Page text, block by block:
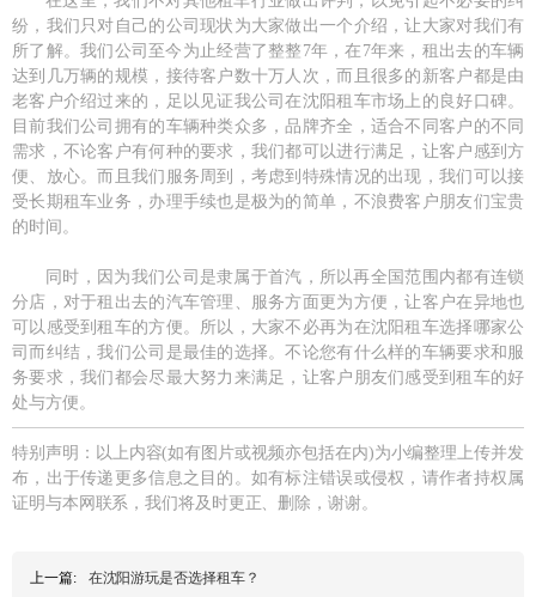
纷，我们只对自己的公司现状为大家做出一个介绍，让大家对我们有
所了解。我们公司至今为止经营了整整7年，在7年来，租出去的车辆
达到几万辆的规模，接待客户数十万人次，而且很多的新客户都是由
老客户介绍过来的，足以见证我公司在沈阳租车市场上的良好口碑。
目前我们公司拥有的车辆种类众多，品牌齐全，适合不同客户的不同
需求，不论客户有何种的要求，我们都可以进行满足，让客户感到方
便、放心。而且我们服务周到，考虑到特殊情况的出现，我们可以接
受长期租车业务，办理手续也是极为的简单，不浪费客户朋友们宝贵
的时间。
同时，因为我们公司是隶属于首汽，所以再全国范围内都有连锁
分店，对于租出去的汽车管理、服务方面更为方便，让客户在异地也
可以感受到租车的方便。所以，大家不必再为在沈阳租车选择哪家公
司而纠结，我们公司是最佳的选择。不论您有什么样的车辆要求和服
务要求，我们都会尽最大努力来满足，让客户朋友们感受到租车的好
处与方便。
特别声明：以上内容(如有图片或视频亦包括在内)为小编整理上传并发
布，出于传递更多信息之目的。如有标注错误或侵权，请作者持权属
证明与本网联系，我们将及时更正、删除，谢谢。
上一篇:
在沈阳游玩是否选择租车？